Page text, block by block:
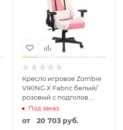
Кресло игровое Zombie
VIKING X Fabric белый/
розовый с подголов.
крестовина пластик
Под заказ
от 20 703 руб.